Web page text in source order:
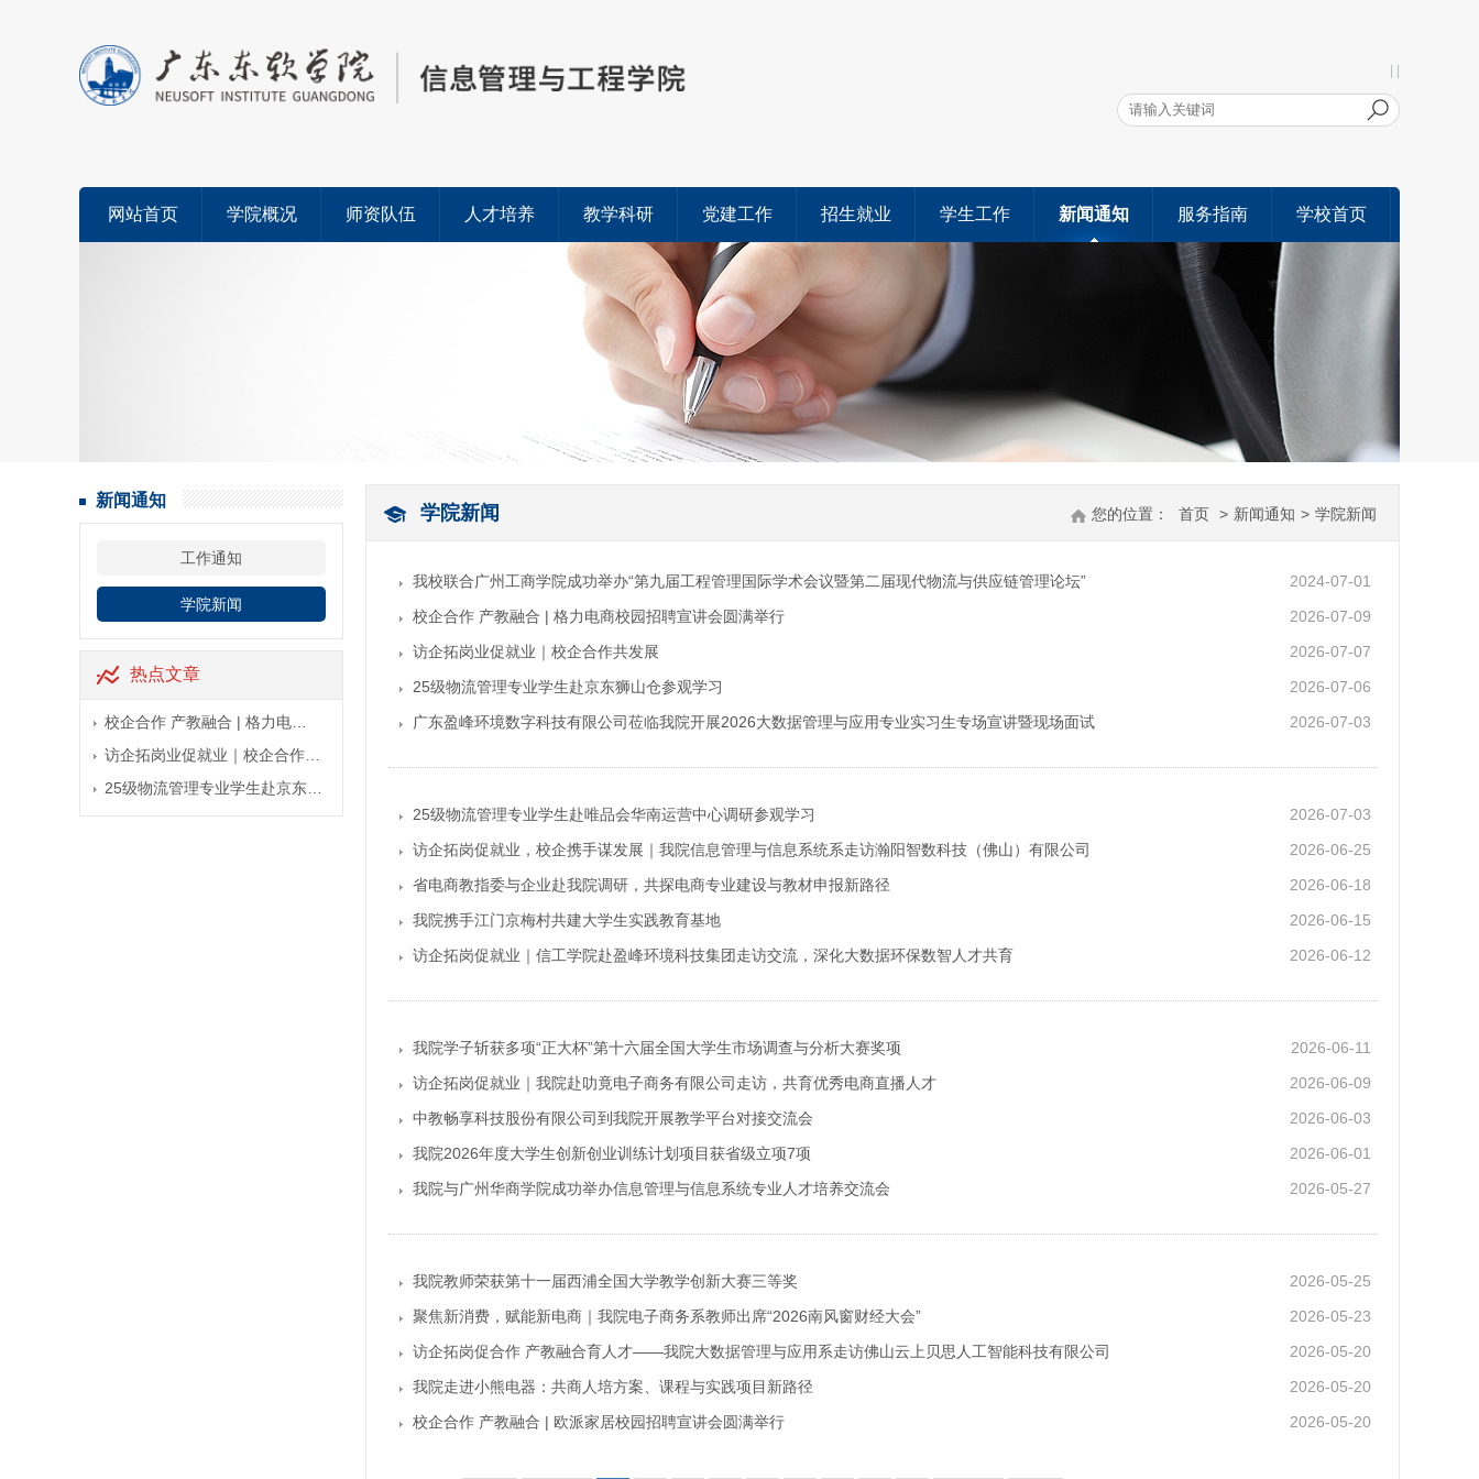
网站首页 学院概况 师资队伍 人才培养 教学科研 党建工作 招生就业 学生工作 新闻通知 服务指南 学校首页
新闻通知
工作通知
学院新闻
热点文章
校企合作 产教融合 | 格力电…
访企拓岗业促就业｜校企合作…
25级物流管理专业学生赴京东…
您的位置： 首页 > 新闻通知 > 学院新闻
学院新闻
2024-07-01
我校联合广州工商学院成功举办“第九届工程管理国际学术会议暨第二届现代物流与供应链管理论坛”
2026-07-09
校企合作 产教融合 | 格力电商校园招聘宣讲会圆满举行
2026-07-07
访企拓岗业促就业｜校企合作共发展
2026-07-06
25级物流管理专业学生赴京东狮山仓参观学习
2026-07-03
广东盈峰环境数字科技有限公司莅临我院开展2026大数据管理与应用专业实习生专场宣讲暨现场面试
2026-07-03
25级物流管理专业学生赴唯品会华南运营中心调研参观学习
2026-06-25
访企拓岗促就业，校企携手谋发展｜我院信息管理与信息系统系走访瀚阳智数科技（佛山）有限公司
2026-06-18
省电商教指委与企业赴我院调研，共探电商专业建设与教材申报新路径
2026-06-15
我院携手江门京梅村共建大学生实践教育基地
2026-06-12
访企拓岗促就业｜信工学院赴盈峰环境科技集团走访交流，深化大数据环保数智人才共育
2026-06-11
我院学子斩获多项“正大杯”第十六届全国大学生市场调查与分析大赛奖项
2026-06-09
访企拓岗促就业｜我院赴叻竟电子商务有限公司走访，共育优秀电商直播人才
2026-06-03
中教畅享科技股份有限公司到我院开展教学平台对接交流会
2026-06-01
我院2026年度大学生创新创业训练计划项目获省级立项7项
2026-05-27
我院与广州华商学院成功举办信息管理与信息系统专业人才培养交流会
2026-05-25
我院教师荣获第十一届西浦全国大学教学创新大赛三等奖
2026-05-23
聚焦新消费，赋能新电商｜我院电子商务系教师出席“2026南风窗财经大会”
2026-05-20
访企拓岗促合作 产教融合育人才——我院大数据管理与应用系走访佛山云上贝思人工智能科技有限公司
2026-05-20
我院走进小熊电器：共商人培方案、课程与实践项目新路径
2026-05-20
校企合作 产教融合 | 欧派家居校园招聘宣讲会圆满举行